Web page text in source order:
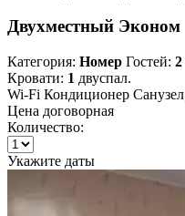
Двухместный Эконом
Категория: Номер Гостей: 2
Кровати: 1 двуспал.
Wi-Fi Кондиционер Санузел
Цена договорная
Количество:
Укажите даты